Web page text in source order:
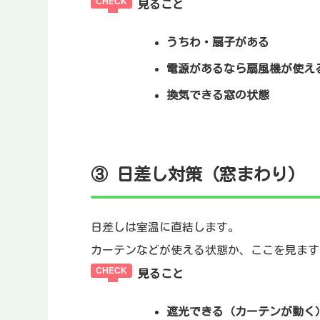
見ること
うちわ・扇子がある
電源があるなら扇風機が使え
換気できる窓の状態
③ 日差し対策（窓まわり）
日差しは室温に直結します。
カーテンなどが使える状態か、ここを見ます
見ること
遮光できる（カーテンが動く）